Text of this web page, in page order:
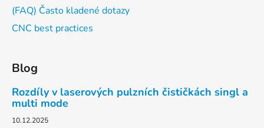
(FAQ) Často kladené dotazy
CNC best practices
Blog
Rozdíly v laserových pulzních čističkách singl a
multi mode
10.12.2025